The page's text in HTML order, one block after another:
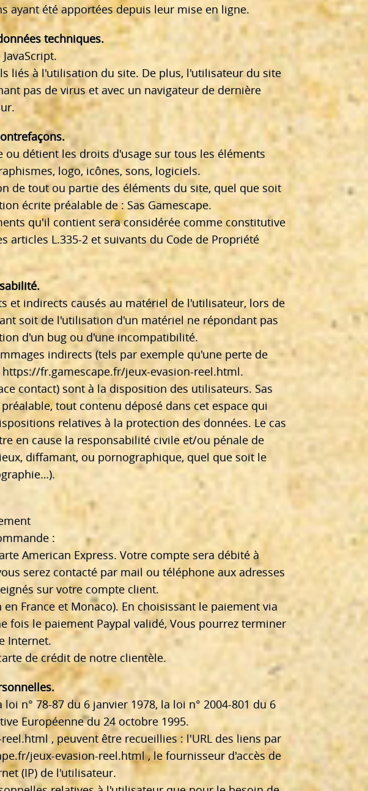
ayant été apportées depuis leur mise en ligne.
techniques.
liés à l'utilisation du site. De plus, l'utilisateur du site
pas de virus et avec un navigateur de dernière
détient les droits d'usage sur tous les éléments
logo, icônes, sons, logiciels.
de tout ou partie des éléments du site, quel que soit
écrite préalable de : Sas Gamescape.
qu'il contient sera considérée comme constitutive
L.335-2 et suivants du Code de Propriété
et indirects causés au matériel de l'utilisateur, lors de
soit de l'utilisation d'un matériel ne répondant pas
d'un bug ou d'une incompatibilité.
indirects (tels par exemple qu'une perte de
https://fr.gamescape.fr/jeux-evasion-reel.html.
contact) sont à la disposition des utilisateurs. Sas
tout contenu déposé dans cet espace qui
relatives à la protection des données. Le cas
en cause la responsabilité civile et/ou pénale de
diffamant, ou pornographique, quel que soit le
:
American Express. Votre compte sera débité à
serez contacté par mail ou téléphone aux adresses
sur votre compte client.
France et Monaco). En choisissant le paiement via
fois le paiement Paypal validé, Vous pourrez terminer
Internet.
de crédit de notre clientèle.
n° 78-87 du 6 janvier 1978, la loi n° 2004-801 du 6
Européenne du 24 octobre 1995.
, peuvent être recueillies : l'URL des liens par
jeux-evasion-reel.html, le fournisseur d'accès de
(IP) de l'utilisateur.